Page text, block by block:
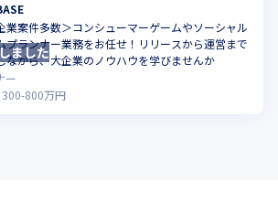
業案件多数＞コンシューマーゲームやソーシャル
プランナー業務をお任せ！リリースから運営まで
ながら、大企業のノウハウを学びませんか
ー
300-800万円
ました